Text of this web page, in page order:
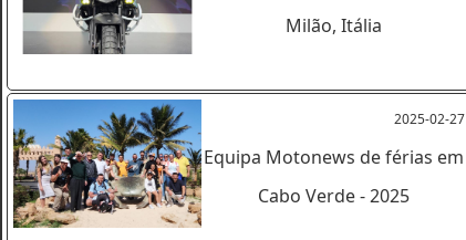
Milão, Itália
2025-02-27
Equipa Motonews de férias em
Cabo Verde - 2025